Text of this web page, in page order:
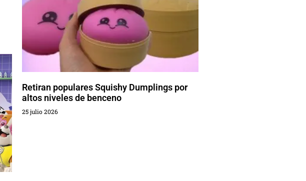
Retiran populares Squishy Dumplings por
altos niveles de benceno
25 julio 2026